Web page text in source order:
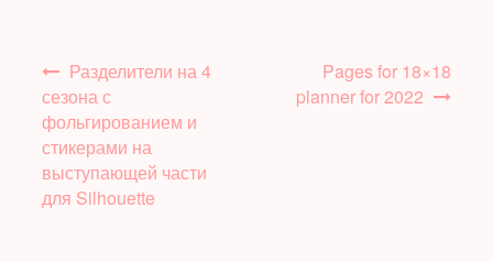
Навигация
записям
Разделители на 4
сезона с
фольгированием и
стикерами на
выступающей части
для Silhouette
Pages for 18×18
planner for 2022